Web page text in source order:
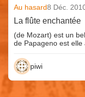
Au hasard8 Déc.
La flûte enchantée
(de Mozart) est un
de Papageno est
piwi